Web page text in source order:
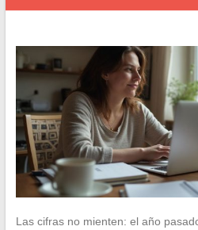
Las cifras no mienten: el año